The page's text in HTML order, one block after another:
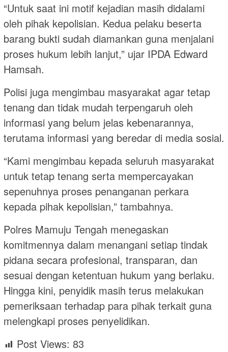
“Untuk saat ini motif kejadian masih didalami
oleh pihak kepolisian. Kedua pelaku beserta
barang bukti sudah diamankan guna menjalani
proses hukum lebih lanjut,” ujar IPDA Edward
Hamsah.
Polisi juga mengimbau masyarakat agar tetap
tenang dan tidak mudah terpengaruh oleh
informasi yang belum jelas kebenarannya,
terutama informasi yang beredar di media sosial.
“Kami mengimbau kepada seluruh masyarakat
untuk tetap tenang serta mempercayakan
sepenuhnya proses penanganan perkara
kepada pihak kepolisian,” tambahnya.
Polres Mamuju Tengah menegaskan
komitmennya dalam menangani setiap tindak
pidana secara profesional, transparan, dan
sesuai dengan ketentuan hukum yang berlaku.
Hingga kini, penyidik masih terus melakukan
pemeriksaan terhadap para pihak terkait guna
melengkapi proses penyelidikan.
Post Views: 83